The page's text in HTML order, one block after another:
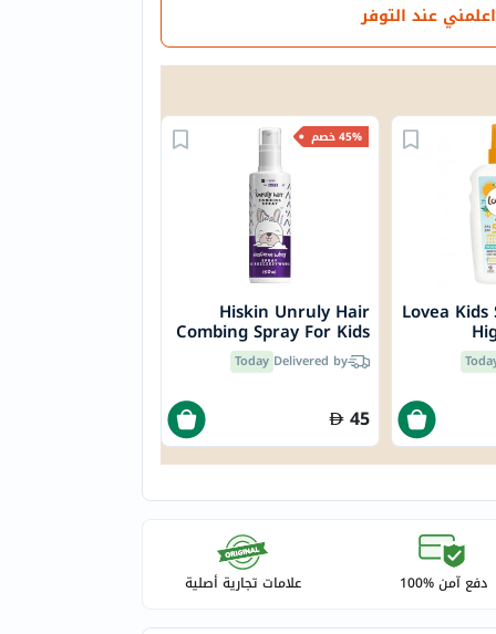
اعلمني عند التوفر
45% خصم
Hiskin Unruly Hair
Combing Spray For Kids
150ml
Delivered by
Today
45
Lovea Kids
دفع آمن %100 علامات تجارية أصلية